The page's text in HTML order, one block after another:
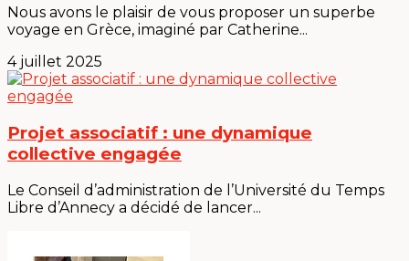
Nous avons le plaisir de vous proposer un superbe
voyage en Grèce, imaginé par Catherine...
4 juillet 2025
Projet associatif : une dynamique
collective engagée
Le Conseil d’administration de l’Université du Temps
Libre d’Annecy a décidé de lancer...